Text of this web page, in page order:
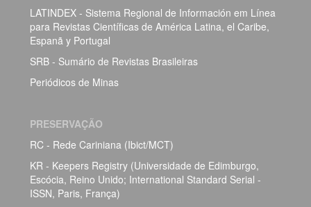
LATINDEX - Sistema Regional de Información em Línea
para Revistas Científicas de América Latina, el Caribe,
Espanã y Portugal
SRB - Sumário de Revistas Brasileiras
Periódicos de Minas
PRESERVAÇÃO
RC - Rede Cariniana (Ibict/MCT)
KR - Keepers Registry (Universidade de Edimburgo,
Escócia, Reino Unido; International Standard Serial -
ISSN, Paris, França)